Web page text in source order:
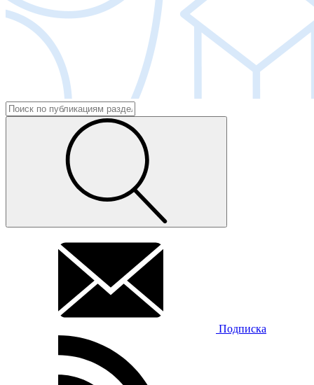
Подписка